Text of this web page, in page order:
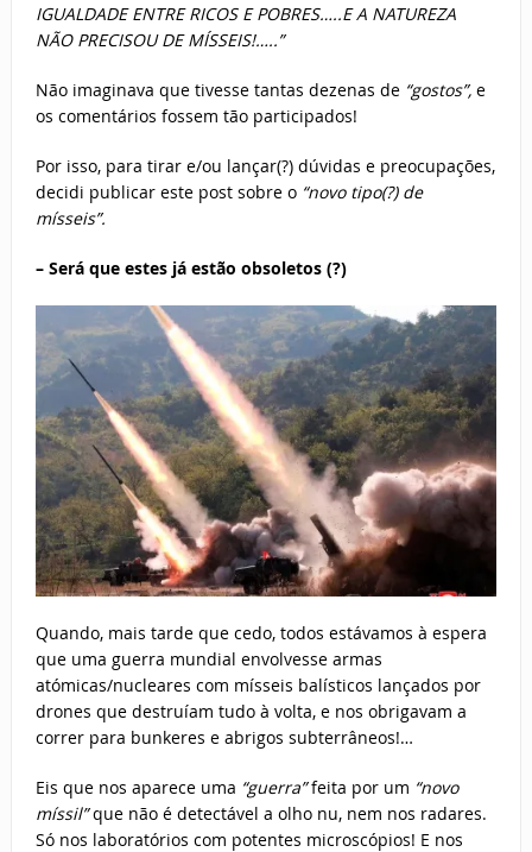
IGUALDADE ENTRE RICOS E POBRES…..E A NATUREZA
NÃO PRECISOU DE MÍSSEIS!…..”
Não imaginava que tivesse tantas dezenas de “gostos”,e
os comentários fossem tão participados!
Por isso, para tirar e/ou lançar(?) dúvidas e preocupações,
decidi publicar este post sobre o “novo tipo(?) de
mísseis”.
– Será que estes já estão obsoletos (?)
Quando, mais tarde que cedo, todos estávamos à espera
que uma guerra mundial envolvesse armas
atómicas/nucleares com mísseis balísticos lançados por
drones que destruíam tudo à volta, e nos obrigavam a
correr para bunkeres e abrigos subterrâneos!…
Eis que nos aparece uma “guerra”feita por um “novo
míssil”que não é detectável a olho nu, nem nos radares.
Só nos laboratórios com potentes microscópios! E nos